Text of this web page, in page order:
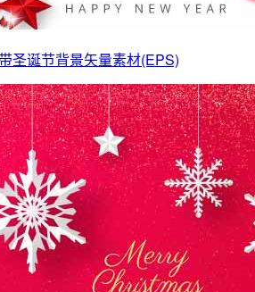
圣诞节背景矢量素材(EPS)